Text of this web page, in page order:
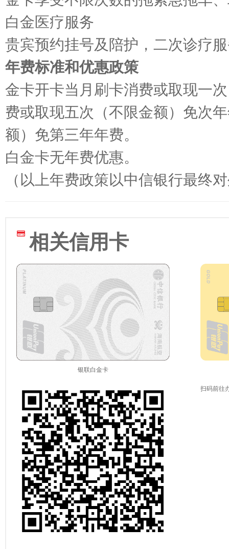
白金医疗服务
贵宾预约挂号及陪护，二次诊疗
年费标准和优惠政策
金卡开卡当月刷卡消费或取现一
费或取现五次（不限金额）免次
额）免第三年年费。
白金卡无年费优惠。
（以上年费政策以中信银行最终
相关信用卡
银联白金卡
扫码前往